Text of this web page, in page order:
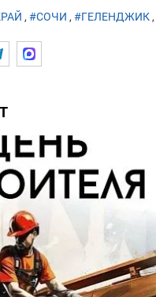
, #СОЧИ , #ГЕЛЕНДЖИК,